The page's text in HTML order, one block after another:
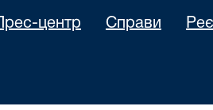
Прес-центр Справи